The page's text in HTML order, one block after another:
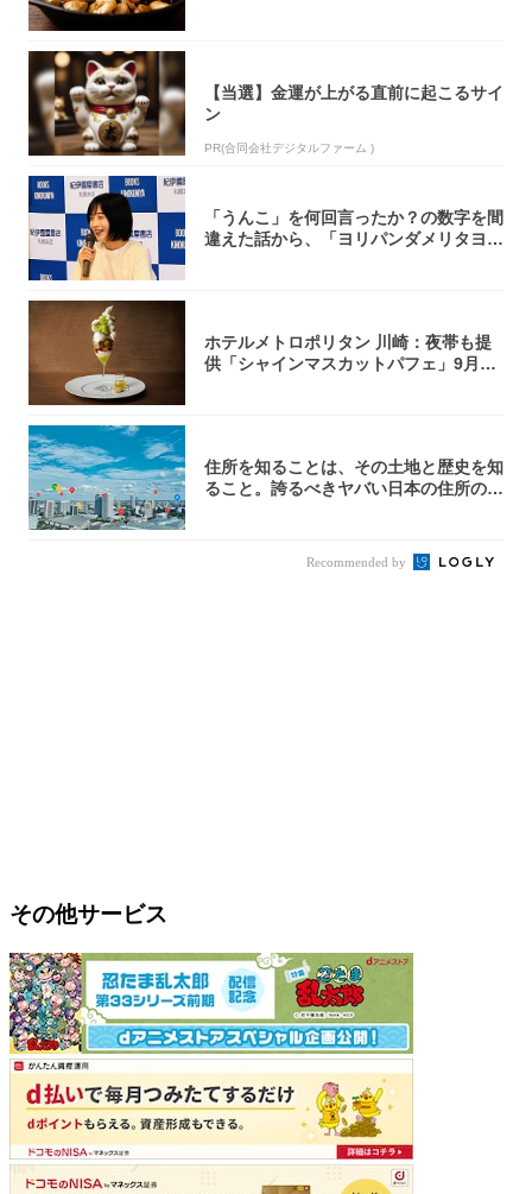
【当選】金運が上がる直前に起こるサイ
ン
PR(合同会社デジタルファーム )
「うんこ」を何回言ったか？の数字を間
違えた話から、「ヨリパンダメリタヨコ
ホテルメトロポリタン 川崎：夜帯も提
供「シャインマスカットパフェ」9月1
住所を知ることは、その土地と歴史を知
ること。誇るべきヤバい日本の住所の世
Recommended by
その他サービス